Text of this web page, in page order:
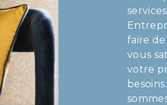
faire
vous
votre